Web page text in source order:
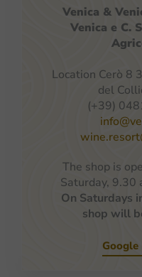
Venica &
Venica e C.
Location Cerò 8
del
(+39)
The shop is
Saturday, 9.30
On Saturdays
shop will
Google